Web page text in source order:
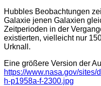
Hubbles Beobachtungen
Galaxie jenen Galaxien
Zeitperioden in der
existierten, vielleicht nur
Urknall.
Eine größere Version der
https://www.nasa.gov/
h-p1958a-f-2300.jpg